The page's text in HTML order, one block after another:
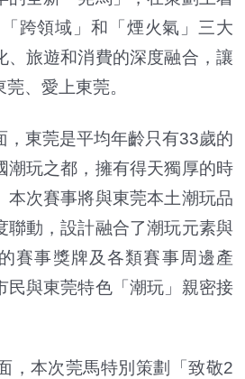
跨領域」和「煙火氣」三大
、旅遊和消費的深度融合，讓
、愛上東莞。
東莞是平均年齡只有33歲的
潮玩之都，擁有得天獨厚的時
本次賽事將與東莞本土潮玩品
聯動，設計融合了潮玩元素與
賽事獎牌及各類賽事周邊產
民與東莞特色「潮玩」親密接
，本次莞馬特別策劃「致敬2